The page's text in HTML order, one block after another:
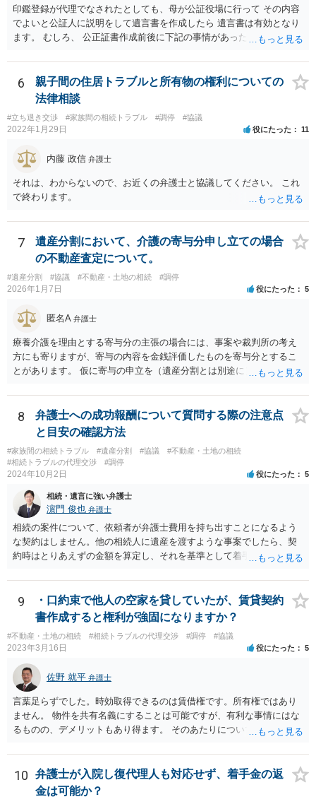
印鑑登録が代理でなされたとしても、母が公証役場に行って その内容
でよいと公証人に説明をして遺言書を作成したら 遺言書は有効となり
ます。 むしろ、 公正証書作成前後に下記の事情があったことが証明で
月に携帯が新しくなった母からの第一声は「ここにいたら殺される」
「面会に来てくれ」で、長男に聞くと「面会は出来ない。俺は携帯電
話の使い方を教える為に会っている」「母の話は聞かなくて良い」と
電話が切れました。その後の電話でも「食事に毒が入っている」「体
にチップが埋められている」等、おかしかったです。 当時の診療記
録、介護認定の資料、介護記録を取得して 弁護士に面談で相談された
方がよいと思います。
6
親子間の住居トラブルと所有物の権利についての
法律相談
#立ち退き交渉 #家族間の相続トラブル #調停 #協議
2022年1月29日 役にたった 11
内藤 政信 弁護士
それは、わからないので、お近くの弁護士と協議してください。 これ
で終わります。
7
遺産分割において、介護の寄与分申し立ての場合
の不動産査定について。
#遺産分割 #協議 #不動産・土地の相続 #調停
2026年1月7日 役にたった 5
匿名A 弁護士
療養介護を理由とする寄与分の主張の場合には、事案や裁判所の考え
方にも寄りますが、寄与の内容を金銭評価したものを寄与分とするこ
とがあります。 仮に寄与の申立を（遺産分割とは別途に）して、その
価）は不要ということもあります。 ただ、前提として、遺産分割はし
なければならないでしょうから、現実的にはいずれにせよ不動産評価
は必要でしょう。
8
弁護士への成功報酬について質問する際の注意点
と目安の確認方法
#家族間の相続トラブル #遺産分割 #協議
#不動産・土地の相続
#相続トラブルの代理交渉
#調停
2024年10月2日 役にたった 5
相続・遺言に強い弁護士
濵門 俊也 弁護士
相続の案件について、依頼者が弁護士費用を持ち出すことになるよう
な契約はしません。他の相続人に遺産を渡すような事案でしたら、契
約時はとりあえずの金額を算定し、それを基準として着手金を設定
あり得ます。 今後の見通しを言わないで契約はできないです。依頼者
が納得できる説明を受けるべきです。
9
・口約束で他人の空家を貸していたが、賃貸契約
書作成すると権利が強固になりますか？
#不動産・土地の相続 #相続トラブルの代理交渉 #調停 #協議
2023年3月16日 役にたった 5
佐野 就平 弁護士
言葉足らずでした。時効取得できるのは賃借権です。所有権ではあり
ません。 物件を共有名義にすることは可能ですが、有利な事情にはな
るものの、デメリットもあり得ます。 そのあたりについては、お近く
10
弁護士が入院し復代理人も対応せず、着手金の返
金は可能か？